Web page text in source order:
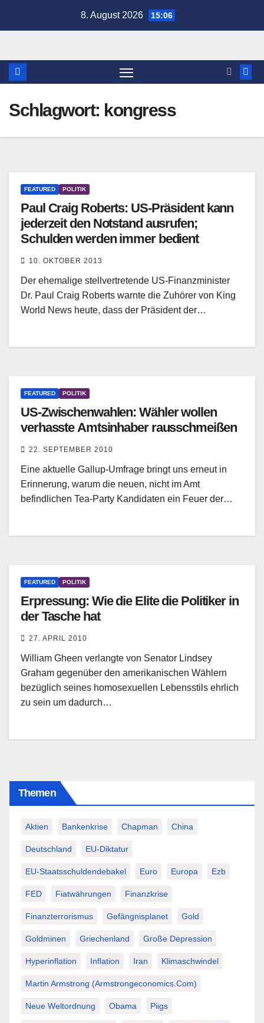
8. August 2026 15:06
Schlagwort: kongress
FEATURED POLITIK
Paul Craig Roberts: US-Präsident kann
jederzeit den Notstand ausrufen;
Schulden werden immer bedient
10. OKTOBER 2013
Der ehemalige stellvertretende US-Finanzminister
Dr. Paul Craig Roberts warnte die Zuhörer von King
World News heute, dass der Präsident der…
FEATURED POLITIK
US-Zwischenwahlen: Wähler wollen
verhasste Amtsinhaber rausschmeißen
22. SEPTEMBER 2010
Eine aktuelle Gallup-Umfrage bringt uns erneut in
Erinnerung, warum die neuen, nicht im Amt
befindlichen Tea-Party Kandidaten ein Feuer der…
FEATURED POLITIK
Erpressung: Wie die Elite die Politiker in
der Tasche hat
27. APRIL 2010
William Gheen verlangte von Senator Lindsey
Graham gegenüber den amerikanischen Wählern
bezüglich seines homosexuellen Lebensstils ehrlich
zu sein um dadurch…
Themen
Aktien Bankenkrise Chapman China
Deutschland EU-Diktatur
EU-Staatsschuldendebakel Euro Europa Ezb
FED Fiatwährungen Finanzkrise
Finanzterrorismus Gefängnisplanet Gold
Goldminen Griechenland Große Depression
Hyperinflation Inflation Iran Klimaschwindel
Martin Armstrong (Armstrongeconomics.com)
Neue Weltordnung Obama Piigs